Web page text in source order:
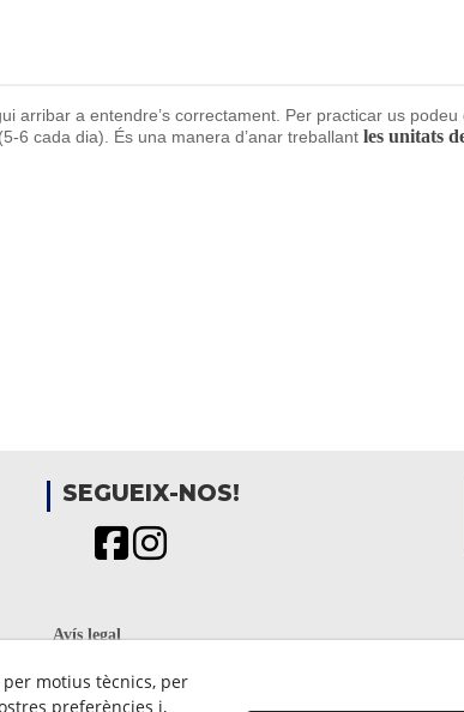
arribar a entendre’s correctament. Per practicar us
(5-6 cada dia). És una manera d’anar treballant les unitats
SEGUEIX-NOS!
Avís legal
Política Cookies
motius tècnics, per
preferències i,